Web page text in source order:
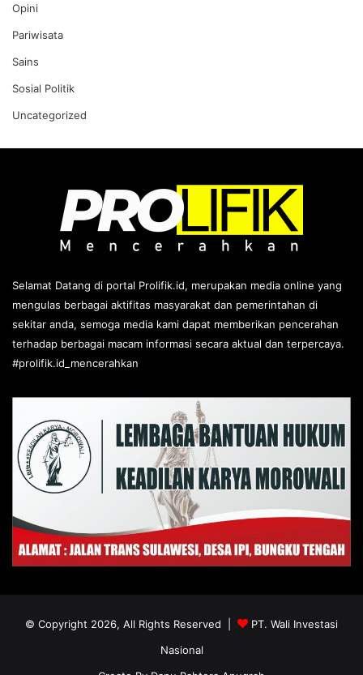
Opini
Pariwisata
Sains
Sosial Politik
Uncategorized
Selamat Datang di portal Prolifik.id, merupakan media online yang
mengulas berbagai aktifitas masyarakat dan pemerintahan di
sekitar anda, semoga media kami dapat memberikan pencerahan
terhadap berbagai macam informasi secara aktual dan terpercaya.
#prolifik.id_mencerahkan
© Copyright 2026, All Rights Reserved |
PT. Wali Investasi
Nasional